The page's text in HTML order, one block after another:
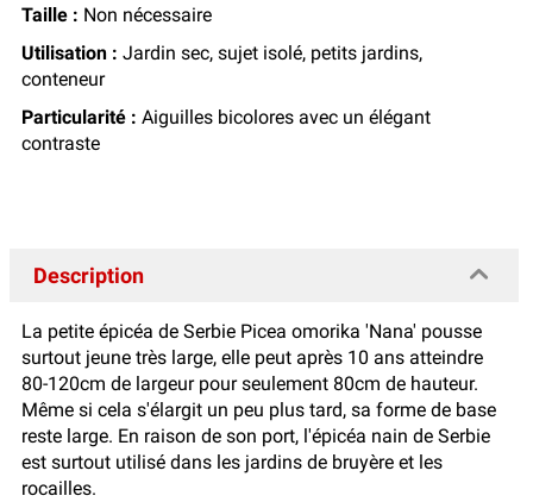
Taille : Non nécessaire
Utilisation : Jardin sec, sujet isolé, petits jardins,
conteneur
Particularité : Aiguilles bicolores avec un élégant
contraste
Description
La petite épicéa de Serbie Picea omorika 'Nana' pousse
surtout jeune très large, elle peut après 10 ans atteindre
80-120cm de largeur pour seulement 80cm de hauteur.
Même si cela s'élargit un peu plus tard, sa forme de base
reste large. En raison de son port, l'épicéa nain de Serbie
est surtout utilisé dans les jardins de bruyère et les
rocailles.